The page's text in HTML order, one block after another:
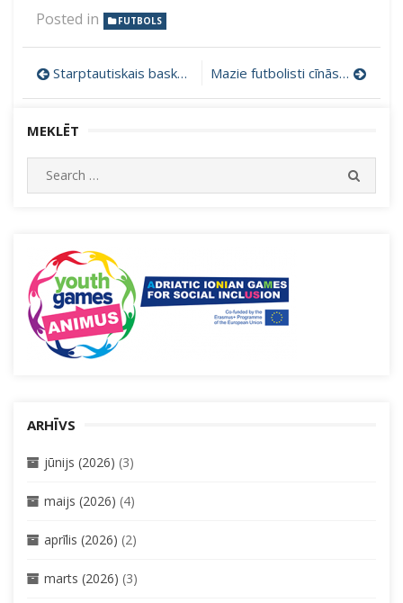
Posted in FUTBOLS
Ziņu
izvēlne
Starptautiskais basketbola turnīrs ”Fēnikss Kauss” Mazie futbolisti cīnās kā īsti Lāčplēši
MEKLĒT
Search
for:
ARHĪVS
jūnijs (2026) (3)
maijs (2026) (4)
aprīlis (2026) (2)
marts (2026) (3)